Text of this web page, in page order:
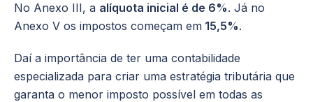
No Anexo III, a alíquota inicial é de 6%. Já no
Anexo V os impostos começam em 15,5%.
Daí a importância de ter uma contabilidade
especializada para criar uma estratégia tributária que
garanta o menor imposto possível em todas as